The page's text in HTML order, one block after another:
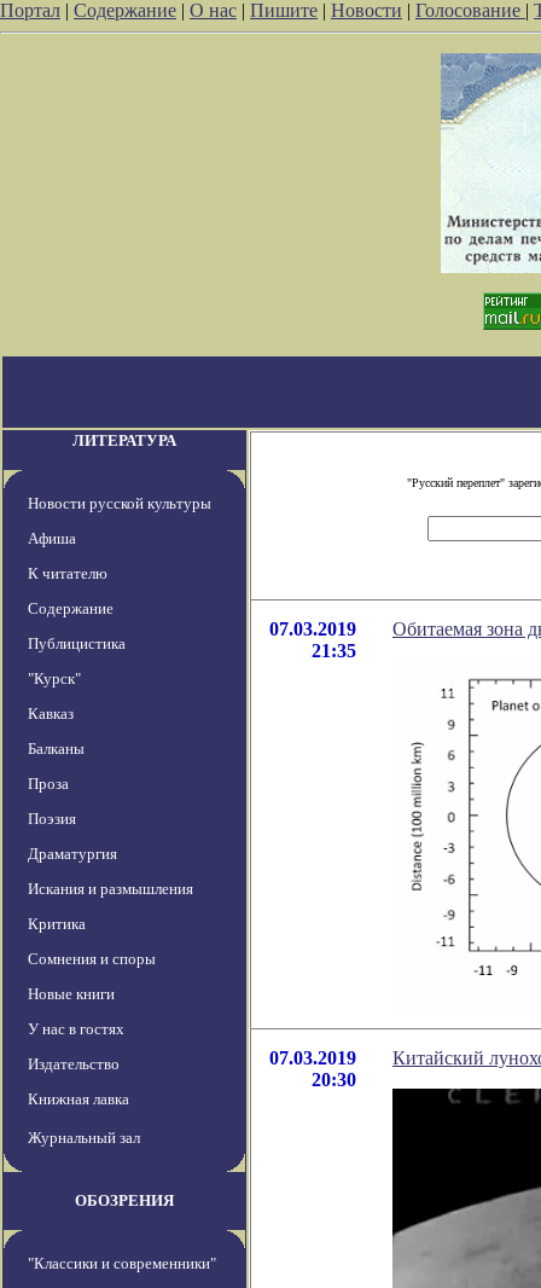
Портал | Содержание | О нас | Пишите | Новости | Голосование |
ЛИТЕРАТУРА
Новости русской культуры
Афиша
К читателю
Содержание
Публицистика
"Курск"
Кавказ
Балканы
Проза
Поэзия
Драматургия
Искания и размышления
Критика
Сомнения и споры
Новые книги
У нас в гостях
Издательство
Книжная лавка
Журнальный зал
ОБОЗРЕНИЯ
"Классики и современники"
"Русский переплет"
07.03.2019
21:35
Обитаемая зона
07.03.2019
20:30
Китайский